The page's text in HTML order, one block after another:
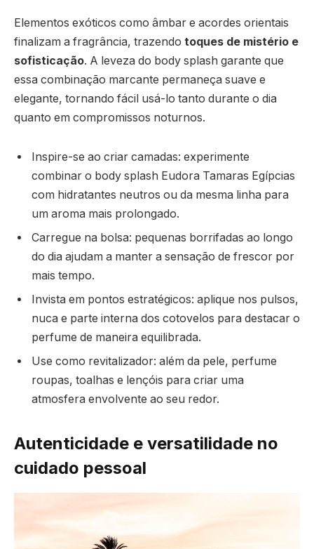
Elementos exóticos como âmbar e acordes orientais
finalizam a fragrância, trazendo toques de mistério e
sofisticação. A leveza do body splash garante que
essa combinação marcante permaneça suave e
elegante, tornando fácil usá-lo tanto durante o dia
quanto em compromissos noturnos.
Inspire-se ao criar camadas: experimente
combinar o body splash Eudora Tamaras Egípcias
com hidratantes neutros ou da mesma linha para
um aroma mais prolongado.
Carregue na bolsa: pequenas borrifadas ao longo
do dia ajudam a manter a sensação de frescor por
mais tempo.
Invista em pontos estratégicos: aplique nos pulsos,
nuca e parte interna dos cotovelos para destacar o
perfume de maneira equilibrada.
Use como revitalizador: além da pele, perfume
roupas, toalhas e lençóis para criar uma
atmosfera envolvente ao seu redor.
Autenticidade e versatilidade no
cuidado pessoal